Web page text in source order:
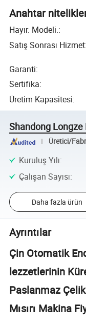
Anahtar
Hayır. Modeli.:
Satış Sonrası Hizmet:
Garanti:
Sertifika:
Üretim Kapasitesi:
Shandong
Üretici/
Kuruluş Yılı:
Çalışan Sayısı:
Daha fazla ürün
Ayrıntılar
Çin Otomatik
lezzetlerinin
Paslanmaz
Mısırı Makina